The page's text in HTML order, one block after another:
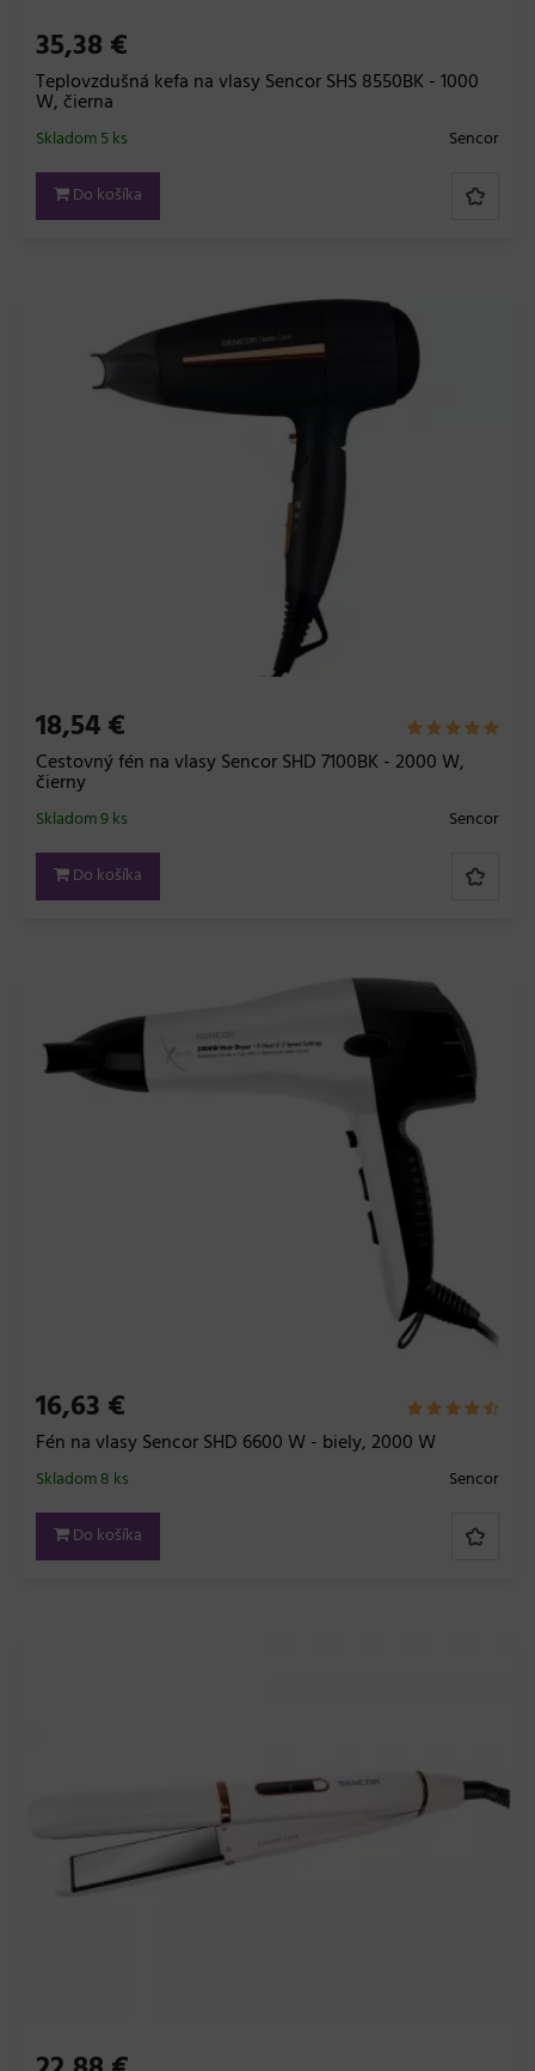
35,38 €
Teplovzdušná kefa na vlasy Sencor SHS 8550BK - 1000
W, čierna
Sencor
Skladom 5 ks
Do košíka
18,54 €
Cestovný fén na vlasy Sencor SHD 7100BK - 2000 W,
čierny
Sencor
Skladom 9 ks
Do košíka
16,63 €
Fén na vlasy Sencor SHD 6600 W - biely, 2000 W
Sencor
Skladom 8 ks
Do košíka